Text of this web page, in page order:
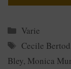
Categorie
Varie
Tag
Cecile Bertod
Bley, Monica